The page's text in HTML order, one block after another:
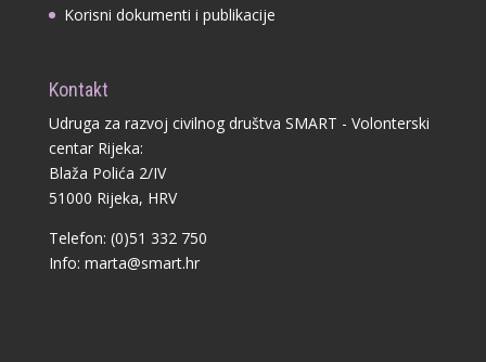
Korisni dokumenti i publikacije
Kontakt
Udruga za razvoj civilnog društva SMART - Volonterski
centar Rijeka:
Blaža Polića 2/IV
51000 Rijeka, HRV
Telefon: (0)51 332 750
Info: marta@smart.hr